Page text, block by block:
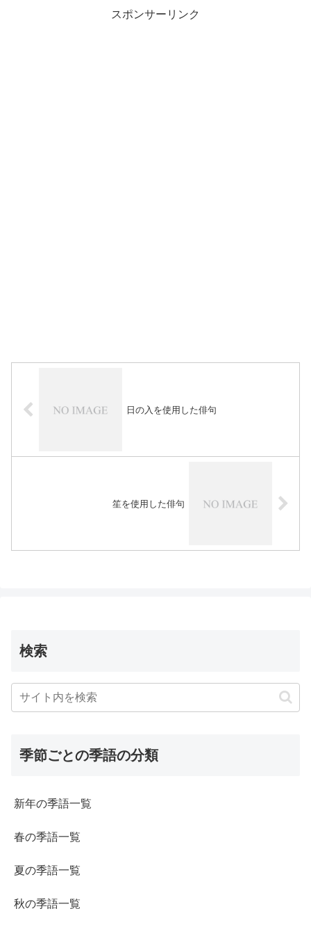
スポンサーリンク
日の入を使用した俳句
笙を使用した俳句
検索
季節ごとの季語の分類
新年の季語一覧
春の季語一覧
夏の季語一覧
秋の季語一覧